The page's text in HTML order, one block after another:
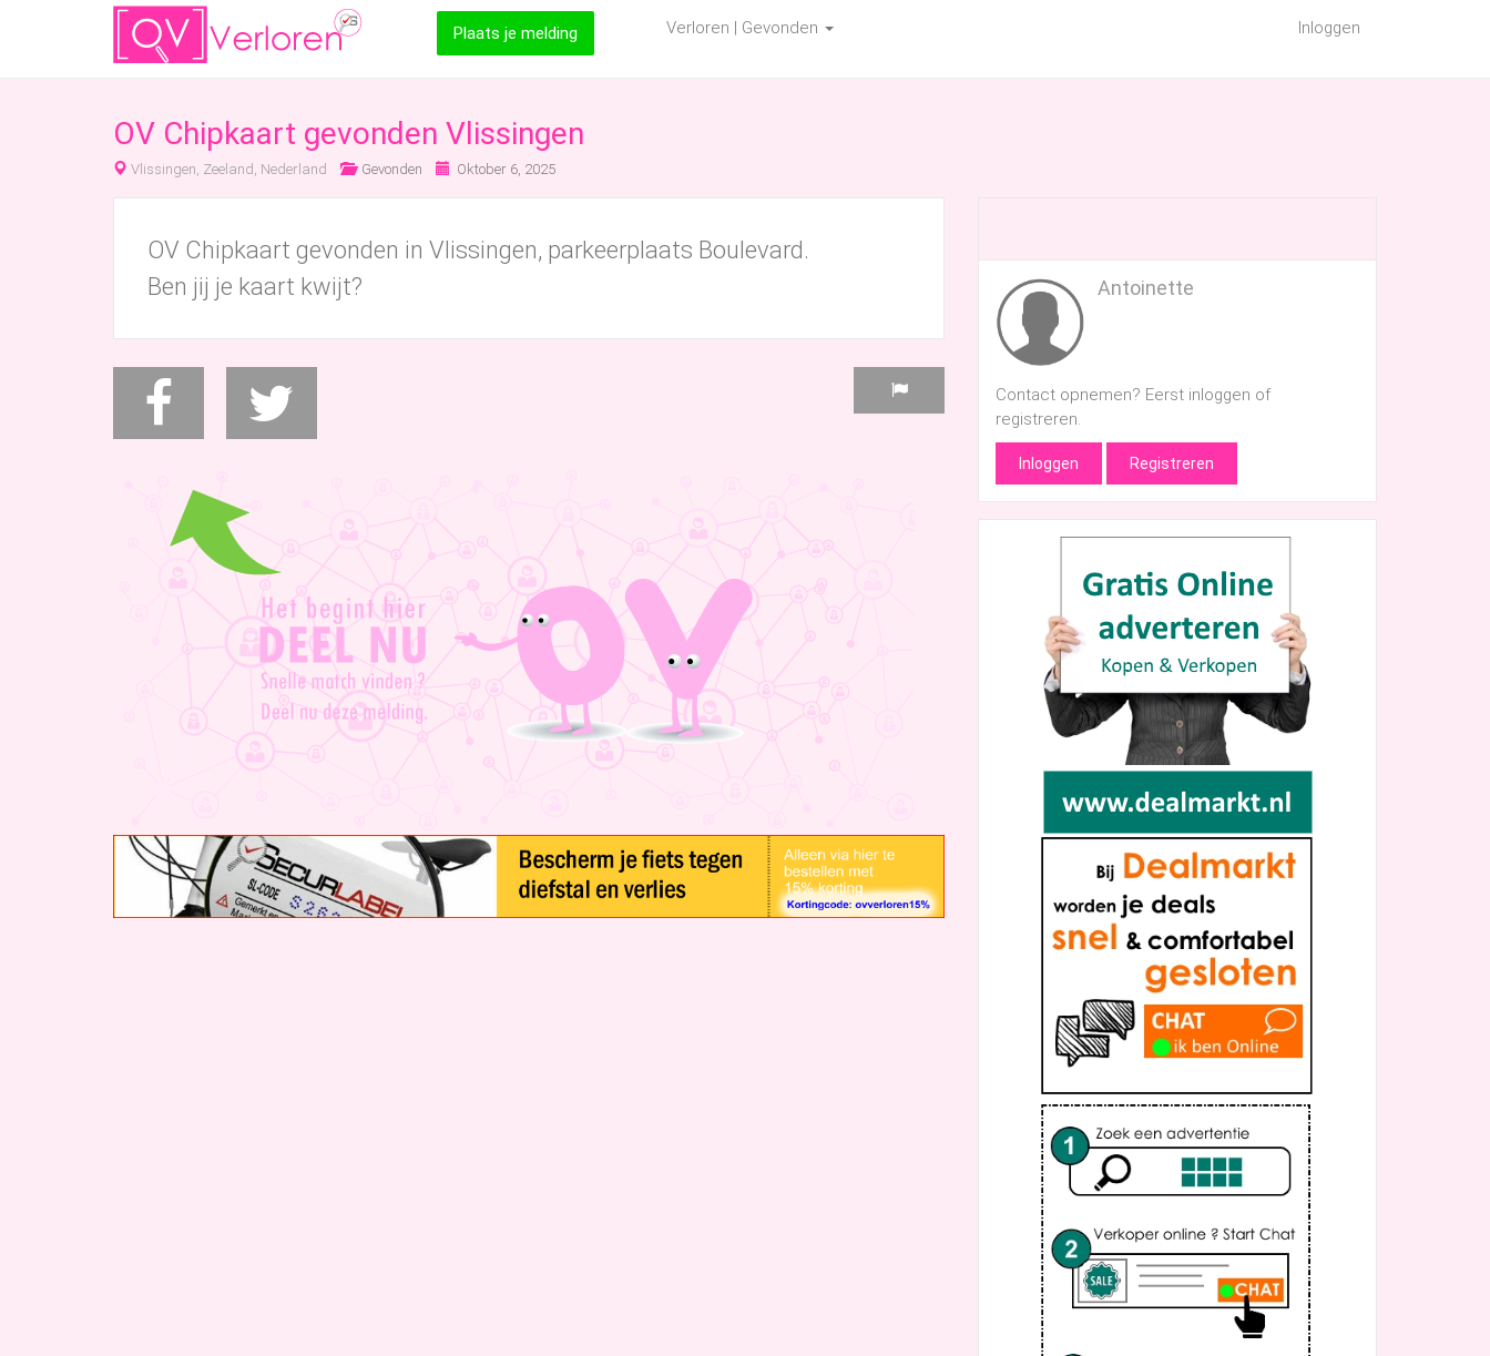
Verloren | Gevonden
Plaats je melding Inloggen
OV Chipkaart gevonden Vlissingen
Vlissingen, Zeeland, Nederland Gevonden Oktober 6, 2025
OV Chipkaart gevonden in Vlissingen, parkeerplaats Boulevard.
Ben jij je kaart kwijt?
Antoinette
Contact opnemen? Eerst inloggen of
registreren.
Inloggen Registreren